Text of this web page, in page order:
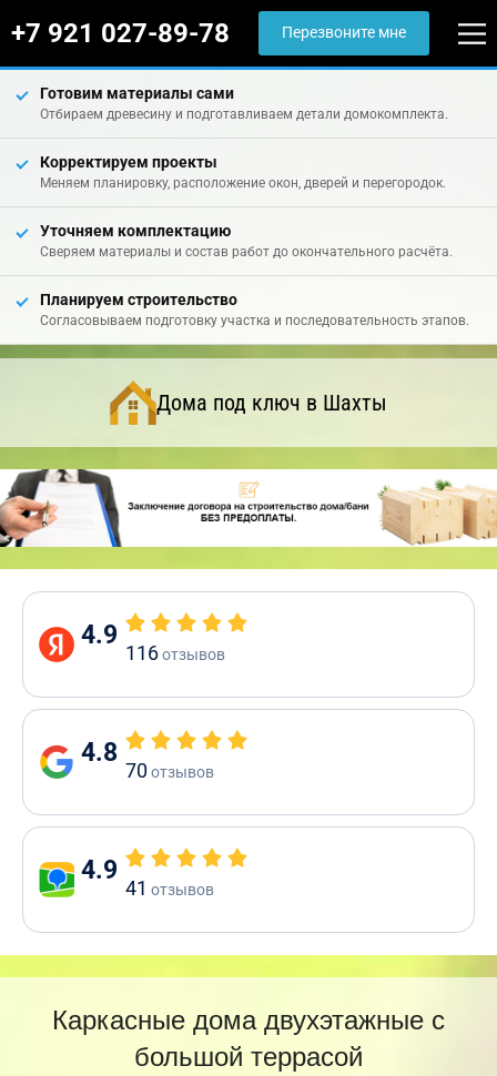
+7 921 027-89-78 Перезвоните мне
Готовим материалы сами
Отбираем древесину и подготавливаем детали домокомплекта.
Корректируем проекты
Меняем планировку, расположение окон, дверей и перегородок.
Уточняем комплектацию
Сверяем материалы и состав работ до окончательного расчёта.
Планируем строительство
Согласовываем подготовку участка и последовательность этапов.
Дома под ключ в Шахты
4.9
116отзывов
4.8
70отзывов
4.9
41 отзывов
Каркасные дома двухэтажные с
большой террасой